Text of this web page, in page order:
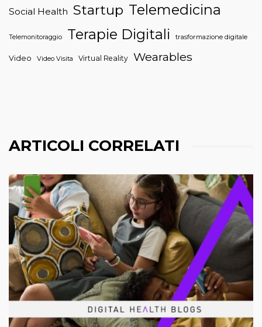
Social Health Startup Telemedicina
Telemonitoraggio Terapie Digitali trasformazione digitale
Video Video Visita Virtual Reality Wearables
ARTICOLI CORRELATI